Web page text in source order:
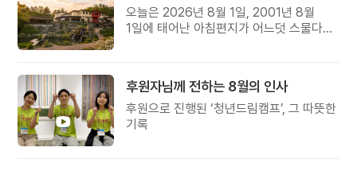
오늘은 2026년 8월 1일, 2001년 8월
1일에 태어난 아침편지가 어느덧 스물다섯
후원자님께 전하는 8월의 인사
후원으로 진행된 ‘청년드림캠프’, 그 따뜻한
기록